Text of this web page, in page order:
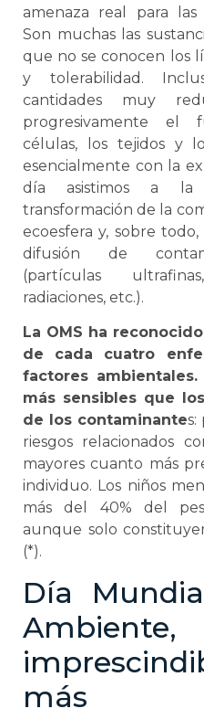
amenaza real para las
Son muchas las
que no se conocen los
y tolerabilidad.
cantidades muy
progresivamente el
células, los tejidos y
esencialmente con la
día asistimos a la
transformación de la
ecoesfera y, sobre
difusión de
(partículas
radiaciones, etc.).
La OMS ha
de cada cuatro
factores
más sensibles que
de los contaminantes:
riesgos relacionados
mayores cuanto más
individuo. Los niños
más del 40% del
aunque solo
(*).
Día
Ambiente,
más